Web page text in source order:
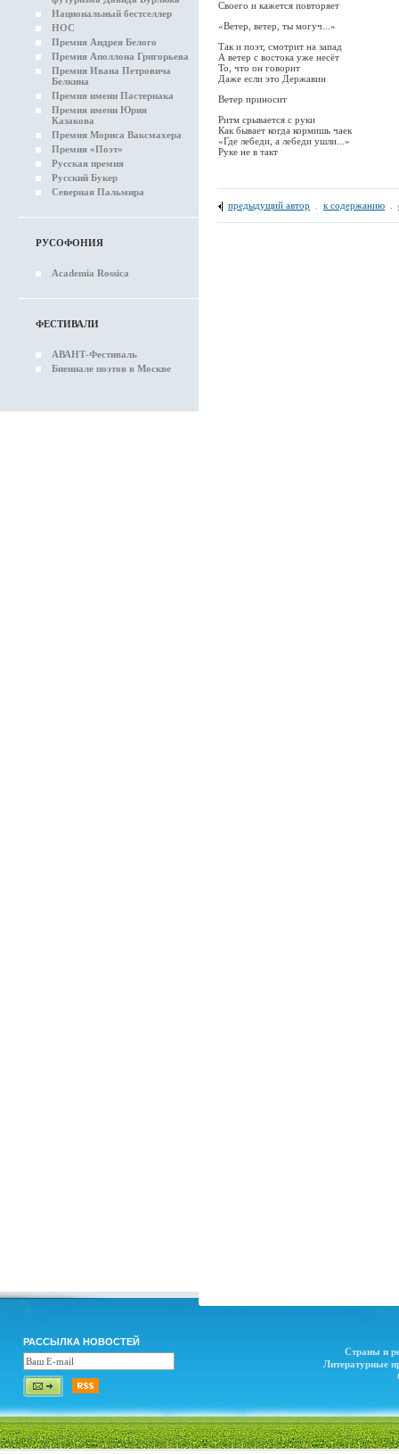
Национальный бестселлер
НОС
Премия Андрея Белого
Премия Аполлона Григорьева
Премия Ивана Петровича
Белкина
Премия имени Пастернака
Премия имени Юрия
Казакова
Премия Мориса Ваксмахера
Премия «Поэт»
Русская премия
Русский Букер
Северная Пальмира
РУСОФОНИЯ
Academia Rossica
ФЕСТИВАЛИ
АВАНТ-Фестиваль
Биеннале поэтов в Москве
Своего и кажется повторяет
«Ветер, ветер, ты могуч...»
Так и поэт, смотрит на запад
А ветер с востока уже несёт
То, что он говорит
Даже если это Державин
Ветер приносит
Ритм срывается с руки
Как бывает когда кормишь чаек
«Где лебеди, а лебеди ушли...»
Руке не в такт
предыдущий автор к содержанию
РАССЫЛКА НОВОСТЕЙ
Страны и
Литературные